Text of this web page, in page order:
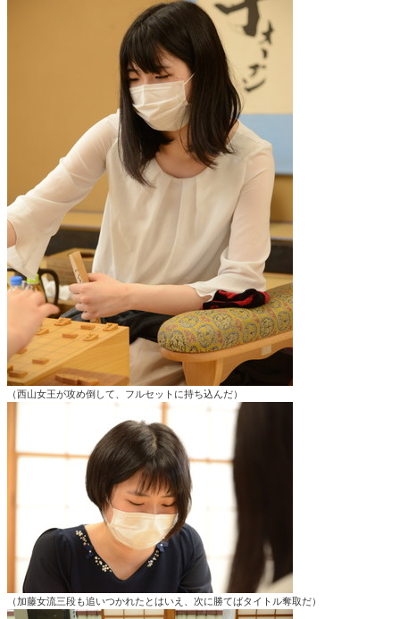
（西山女王が攻め倒して、フルセットに持ち込んだ）
（加藤女流三段も追いつかれたとはいえ、次に勝てばタイトル奪取だ）